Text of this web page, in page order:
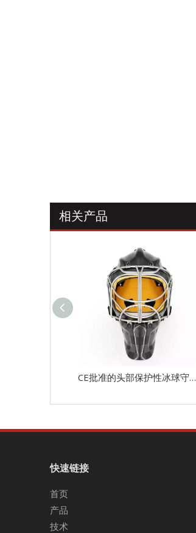
相关产品
CE批准的头部保护性冰球守门员头盔
快速链接
首页
产品
技术